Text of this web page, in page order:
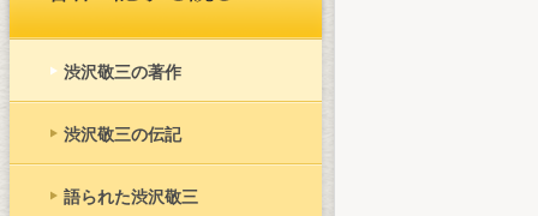
渋沢敬三の著作
渋沢敬三の伝記
語られた渋沢敬三